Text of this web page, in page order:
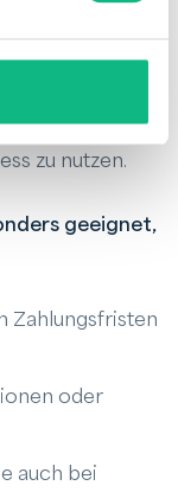
Ihre Arbeit
von
sein,
zu nutzen.
geeignet,
Zahlungsfristen
oder
auch bei